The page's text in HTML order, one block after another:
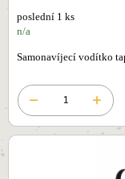
poslední 1 ks
n/a
Samonavíjecí vodítko